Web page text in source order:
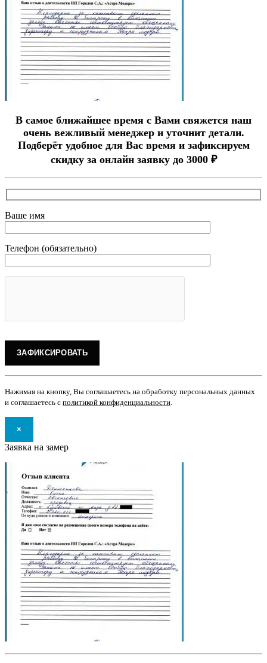
В самое ближайшее время с Вами свяжется наш
очень вежливый менеджер и уточнит детали.
Подберёт удобное для Вас время и зафиксируем
скидку за онлайн заявку до 3000 ₽
Ваше имя
Телефон (обязательно)
Нажимая на кнопку, Вы соглашаетесь на обработку персональных данных
и соглашаетесь с политикой конфиденциальности
×
Заявка на замер